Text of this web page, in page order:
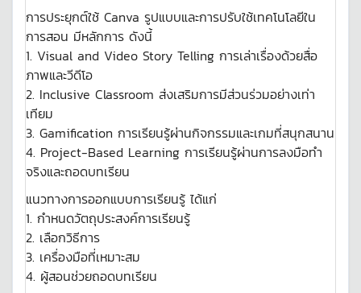
การประยุกต์ใช้ Canva รูปแบบและการปรับใช้เทคโนโลยีใน
การสอน มีหลักการ ดังนี้
1. Visual and Video Story Telling การเล่าเรื่องด้วยสื่อ
ภาพและวีดีโอ
2. Inclusive Classroom ส่งเสริมการมีส่วนร่วมอย่างเท่า
เทียม
3. Gamification การเรียนรู้ผ่านกิจกรรมและเกมที่สนุกสนาน
4. Project-Based Learning การเรียนรู้ผ่านการลงมือทำ
จริงและถอดบทเรียน
แนวทางการออกแบบการเรียนรู้ ได้แก่
1. กำหนดวัตถุประสงค์การเรียนรู้
2. เลือกวิธีการ
3. เครื่องมือที่เหมาะสม
4. ผู้สอนช่วยถอดบทเรียน